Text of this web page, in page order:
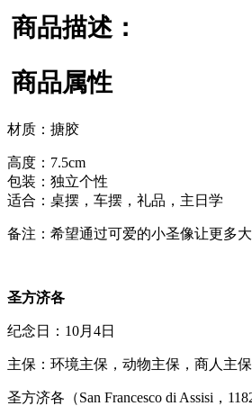
商品描述：
商品属性
材质：搪胶
高度：7.5cm
包装：独立个性
适合：桌摆，车摆，礼品，主日学
备注：希望通过可爱的小圣像让更多
圣方济各
纪念日：10月4日
主保：环境主保，动物主保，商人主
圣方济各（San Francesco di Assisi，